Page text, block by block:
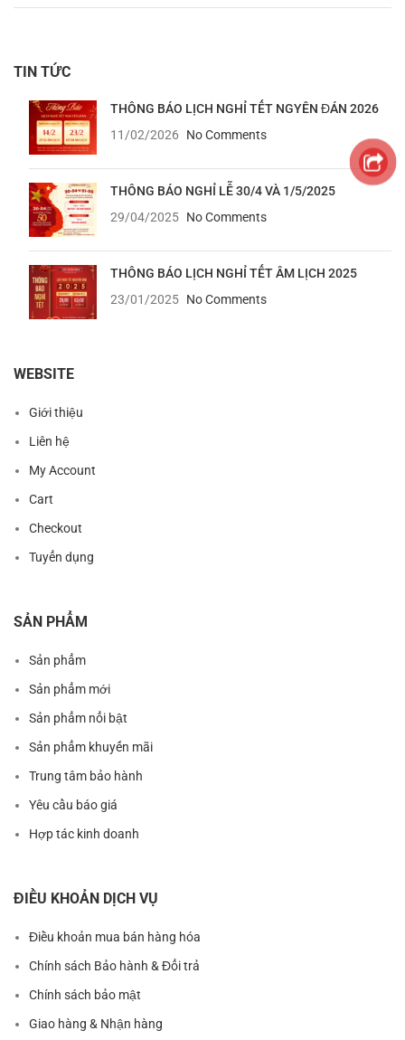
TIN TỨC
THÔNG BÁO LỊCH NGHỈ TẾT NGYÊN ĐÁN 2026
11/02/2026
No Comments
THÔNG BÁO NGHỈ LỄ 30/4 VÀ 1/5/2025
29/04/2025 No Comments
THÔNG BÁO LỊCH NGHỈ TẾT ÂM LỊCH 2025
23/01/2025 No Comments
WEBSITE
Giới thiệu
Liên hệ
My Account
Cart
Checkout
Tuyển dụng
SẢN PHẨM
Sản phẩm
Sản phẩm mới
Sản phẩm nổi bật
Sản phẩm khuyến mãi
Trung tâm bảo hành
Yêu cầu báo giá
Hợp tác kinh doanh
ĐIỀU KHOẢN DỊCH VỤ
Điều khoản mua bán hàng hóa
Chính sách Bảo hành & Đổi trả
Chính sách bảo mật
Giao hàng & Nhận hàng